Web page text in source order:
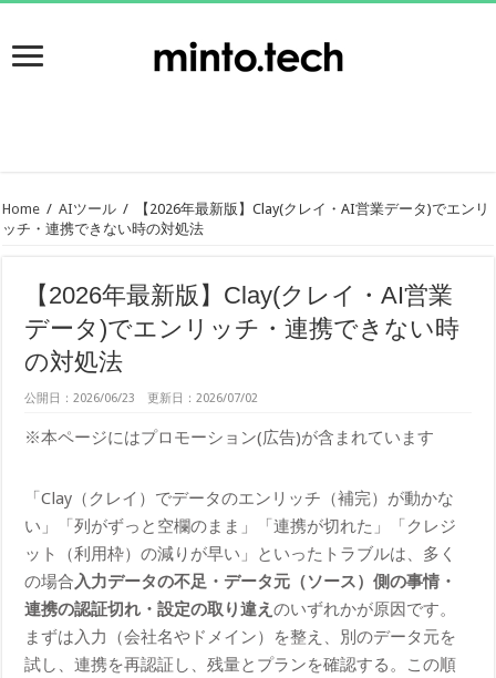
Home / AIツール /
【2026年最新版】Clay(クレイ・AI営業データ)でエンリ
ッチ・連携できない時の対処法
【2026年最新版】Clay(クレイ・AI営業
データ)でエンリッチ・連携できない時
の対処法
公開日：2026/06/23 更新日：2026/07/02
※本ページにはプロモーション(広告)が含まれています
「Clay（クレイ）でデータのエンリッチ（補完）が動かな
い」「列がずっと空欄のまま」「連携が切れた」「クレジ
ット（利用枠）の減りが早い」といったトラブルは、多く
の場合入力データの不足・データ元（ソース）側の事情・
連携の認証切れ・設定の取り違えのいずれかが原因です。
まずは入力（会社名やドメイン）を整え、別のデータ元を
試し、連携を再認証し、残量とプランを確認する。この順